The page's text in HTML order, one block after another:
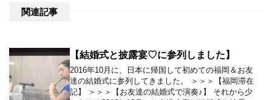
関連記事
【結婚式と披露宴♡に参列しました】
2016年10月に、日本に帰国して初めての福岡＆お友
達の結婚式に参列してきました。 ＞＞＞【福岡滞在
記】 ＞＞＞【お友達の結婚式で演奏♪】 それから少